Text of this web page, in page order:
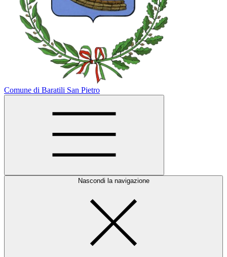
Comune di Baratili San Pietro
Nascondi la navigazione